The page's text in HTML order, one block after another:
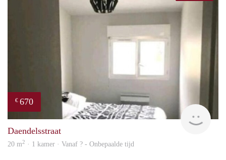
€ 670
Daendelsstraat
20 m2 · 1 kamer · Vanaf ? - Onbepaalde tijd